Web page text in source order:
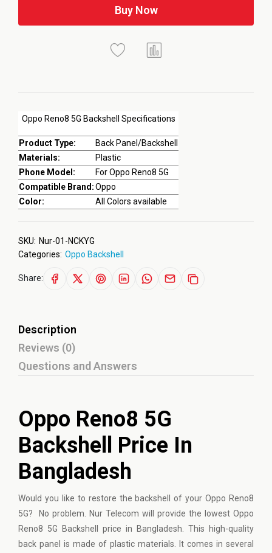
Oppo Reno8 5G Backshell Specifications
Product Type:
Back Panel/Backshell
Materials:
Plastic
Phone Model:
For Oppo Reno8 5G
Compatible Brand:Oppo
Color:
All Colors available
Buy Now
SKU: Nur-01-NCKYG
Categories: Oppo Backshell
Share:
Description
Reviews (0)
Questions and Answers
Oppo Reno8 5G
Backshell Price In
Bangladesh
Would you like to restore the backshell of your Oppo Reno8
5G? No problem. Nur Telecom will provide the lowest Oppo
Reno8 5G Backshell price in Bangladesh. This high-quality
back panel is made of plastic materials. It comes in several